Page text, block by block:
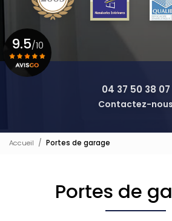
04 37 50 38 07
Contactez-nous
9.5/10
Accueil Portes de garage
Portes de